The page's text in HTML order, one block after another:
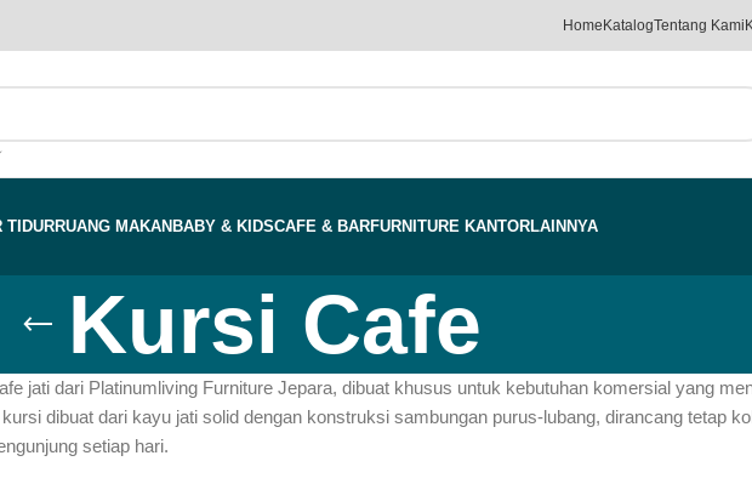
Home KatalogTentang Kami
TIDURRUANG MAKAN BABY & KIDSCAFE & BARFURNITURE KANTORLAINNYA
Kursi Cafe
jati dari Platinumliving Furniture Jepara, dibuat khusus untuk kebutuhan komersial yang
dibuat dari kayu jati solid dengan konstruksi sambungan purus-lubang, dirancang tetap
setiap hari.